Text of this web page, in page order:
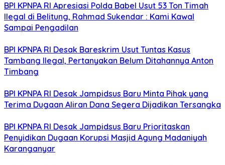
BPI KPNPA RI Apresiasi Polda Babel Usut 53 Ton Timah
Ilegal di Belitung, Rahmad Sukendar : Kami Kawal
Sampai Pengadilan
BPI KPNPA RI Desak Bareskrim Usut Tuntas Kasus
Tambang Ilegal, Pertanyakan Belum Ditahannya Anton
Timbang
BPI KPNPA RI Desak Jampidsus Baru Minta Pihak yang
Terima Dugaan Aliran Dana Segera Dijadikan Tersangka
BPI KPNPA RI Desak Jampidsus Baru Prioritaskan
Penyidikan Dugaan Korupsi Masjid Agung Madaniyah
Karanganyar